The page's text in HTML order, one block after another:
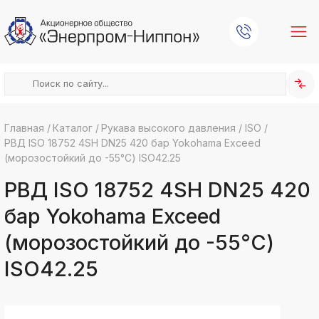
k
ksldkfjsdlfkjsls;ldfkgjsdl;kfkфыва
ksldkfjsdlfkjsls;ldfkgjsdl;kfkфыва
ksldkfjsdlfkjsls;ldfkgjsdl;kfkфыва
k
ksldkfjsdlfkjsls;ldfkgjsdl;kfkфыва
Главная / Каталог / Рукава высокого давления / ISO /
РВД ISO 18752 4SH DN25 420 бар Yokohama Exceed
(морозостойкий до -55°С) ISO42.25
РВД ISO 18752 4SH DN25 420
бар Yokohama Exceed
(морозостойкий до -55°С)
ISO42.25